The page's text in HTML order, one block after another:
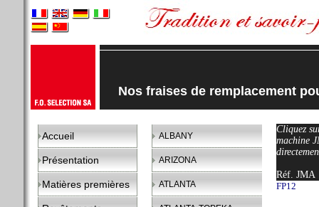
Nos fraises de remplacement
Accueil
Présentation
Matières premières
ALBANY
ARIZONA
ATLANTA
Cliquez
machine
Réf. JMA
FP12